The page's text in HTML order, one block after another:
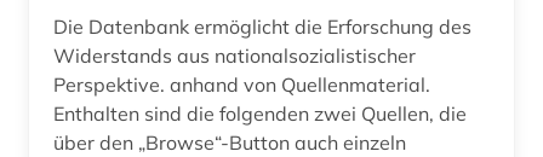
familiengerichtsverfahren (1)
familienname (1)
familienrecht (4)
Die Datenbank ermöglicht die Erforschung des
Widerstands aus nationalsozialistischer
Perspektive. anhand von Quellenmaterial.
Enthalten sind die folgenden zwei Quellen, die
über den „Browse“-Button auch einzeln